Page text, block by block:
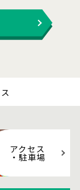
アクセス
・駐車場